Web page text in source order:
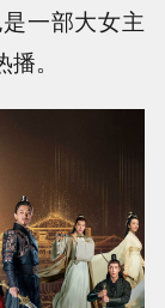
一部大女主
。